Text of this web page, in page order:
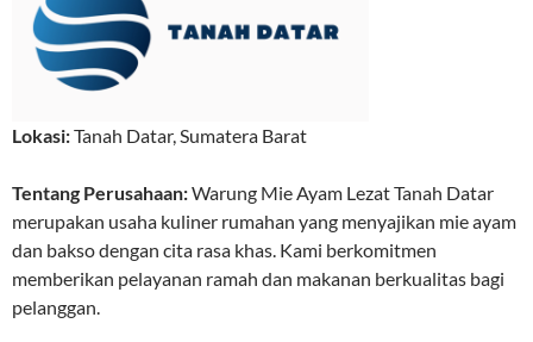
Lokasi:Tanah Datar,Sumatera Barat
Tentang Perusahaan:Warung Mie Ayam Lezat Tanah Datar
merupakan usaha kuliner rumahan yang menyajikan mie ayam
dan bakso dengan cita rasa khas. Kami berkomitmen
memberikan pelayanan ramah dan makanan berkualitas bagi
pelanggan.